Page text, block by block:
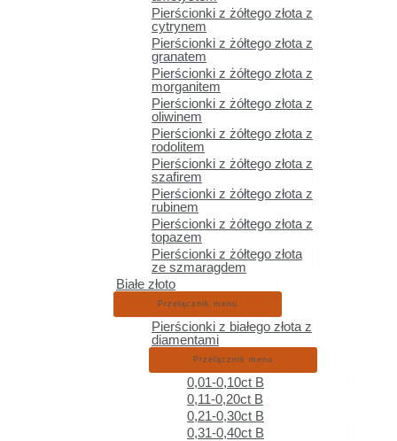
Pierścionki z żółtego złota z
cytrynem
Pierścionki z żółtego złota z
granatem
Pierścionki z żółtego złota z
morganitem
Pierścionki z żółtego złota z
oliwinem
Pierścionki z żółtego złota z
rodolitem
Pierścionki z żółtego złota z
szafirem
Pierścionki z żółtego złota z
rubinem
Pierścionki z żółtego złota z
topazem
Pierścionki z żółtego złota
ze szmaragdem
Białe złoto
Przełącznik menu
Pierścionki z białego złota z
diamentami
Przełącznik menu
0,01-0,10ct B
0,11-0,20ct B
0,21-0,30ct B
0,31-0,40ct B
czarne diamentyo średnicy 1.5 mm. Łączna
Szyna przy koronie ma szerokość 2.0 mm, a wysokość korony
To idealny wybór dla kobiet, które lubiąoryginalną i kolorową
pierścionek zaręczynowy.
Podobne produkty
Pierścionek
Pierścionek z
Pierścionek